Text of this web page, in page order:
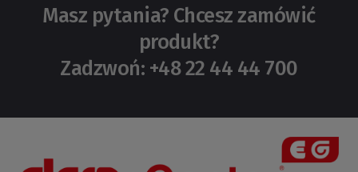
Masz pytania? Chcesz zamówić
produkt?
Zadzwoń: +48 22 44 44 700